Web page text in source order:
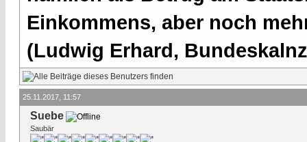
Einkommens, aber noch
(Ludwig Erhard,
25.11.2017, 11:57
Suebe
Saubär